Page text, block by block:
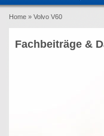
Home » Volvo V60
Fachbeiträge &